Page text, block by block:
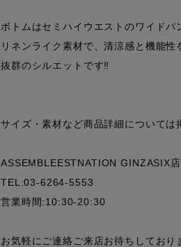
ボトムはセミハイウエストのワイドパ
リネンライク素材で、清涼感と機能
抜群のシルエットです‼︎
サイズ・素材など商品詳細については
ASSEMBLEESTNATION GINZASIX店
TEL:03-6264-5553
営業時間:10:30-20:30
お気軽にご連絡ご来店お待ちしており